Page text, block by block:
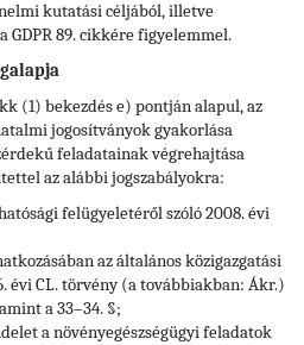
kutatási céljából, illetve
89. cikkére figyelemmel.
(1) bekezdés e) pontján alapul, az
jogosítványok gyakorlása
feladatainak végrehajtása
az alábbi jogszabályokra:
felügyeletéről szóló 2008. évi
az általános közigazgatási
évi CL. törvény (a továbbiakban: Ákr.)
a 33–34. §;
a növényegészségügyi feladatok